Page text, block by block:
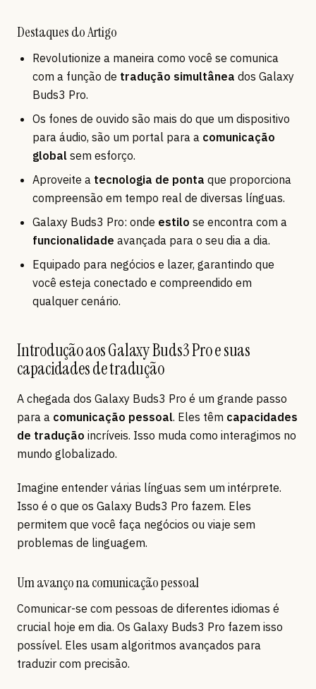
Destaques do Artigo
Revolutionize a maneira como você se comunica
com a função de tradução simultânea dos Galaxy
Buds3 Pro.
Os fones de ouvido são mais do que um dispositivo
para áudio, são um portal para a comunicação
global sem esforço.
Aproveite a tecnologia de ponta que proporciona
compreensão em tempo real de diversas línguas.
Galaxy Buds3 Pro: onde estilo se encontra com a
funcionalidade avançada para o seu dia a dia.
Equipado para negócios e lazer, garantindo que
você esteja conectado e compreendido em
qualquer cenário.
Introdução aos Galaxy Buds3 Pro e suas
capacidades de tradução
A chegada dos Galaxy Buds3 Pro é um grande passo
para a comunicação pessoal. Eles têm capacidades
de tradução incríveis. Isso muda como interagimos no
mundo globalizado.
Imagine entender várias línguas sem um intérprete.
Isso é o que os Galaxy Buds3 Pro fazem. Eles
permitem que você faça negócios ou viaje sem
problemas de linguagem.
Um avanço na comunicação pessoal
Comunicar-se com pessoas de diferentes idiomas é
crucial hoje em dia. Os Galaxy Buds3 Pro fazem isso
possível. Eles usam algoritmos avançados para
traduzir com precisão.